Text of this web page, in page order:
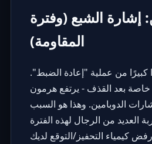
إشارة الشبع (وفترة
المقاومة)
كبيرًا من عملية "إعادة الضبط".
خاصة بعد القذف - يرتفع هرمون
الدوبامين. وهذا هو السبب
العديد من الرجال لهذه الفترة
كيمياء التحفيز/التوقع لديك